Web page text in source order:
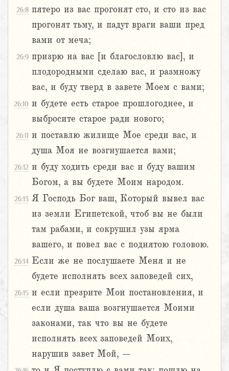
26:8 пятеро из вас прогонят сто, и сто из вас
прогонят тьму, и падут враги ваши пред
вами от меча;
26:9 призрю на вас [и благословлю вас], и
плодородными сделаю вас, и размножу
вас, и буду тверд в завете Моем с вами;
26:10 и будете есть старое прошлогоднее, и
выбросите старое ради нового;
26:11 и поставлю жилище Мое среди вас, и
душа Моя не возгнушается вами;
26:12 и буду ходить среди вас и буду вашим
Богом, а вы будете Моим народом.
26:13 Я Господь Бог ваш, Который вывел вас
из земли Египетской, чтоб вы не были
там рабами, и сокрушил узы ярма
вашего, и повел вас с поднятою головою.
26:14 Если же не послушаете Меня и не
будете исполнять всех заповедей сих,
26:15 и если презрите Мои постановления, и
если душа ваша возгнушается Моими
законами, так что вы не будете
исполнять всех заповедей Моих,
нарушив завет Мой, –